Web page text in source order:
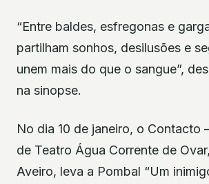
“Entre baldes, esfregonas e
partilham sonhos, desilusões e
unem mais do que o sangue”,
na sinopse.
No dia 10 de janeiro, o Contacto
de Teatro Água Corrente de
Aveiro, leva a Pombal “Um